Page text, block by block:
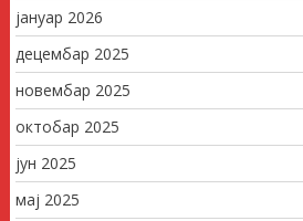
јануар 2026
децембар 2025
новембар 2025
октобар 2025
јун 2025
мај 2025